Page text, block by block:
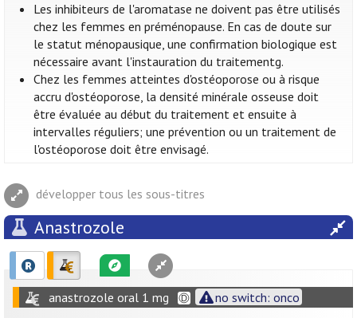
Les inhibiteurs de l'aromatase ne doivent pas être utilisés
chez les femmes en préménopause. En cas de doute sur
le statut ménopausique, une confirmation biologique est
nécessaire avant l'instauration du traitementg.
Chez les femmes atteintes d'ostéoporose ou à risque
accru d'ostéoporose, la densité minérale osseuse doit
être évaluée au début du traitement et ensuite à
intervalles réguliers; une prévention ou un traitement de
l'ostéoporose doit être envisagé.
développer tous les sous-titres
Anastrozole
anastrozole oral 1 mg no switch: onco